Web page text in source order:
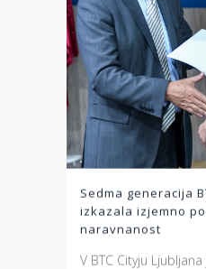
Sedma generacija
izkazala izjemno
naravnanost
V BTC Cityju